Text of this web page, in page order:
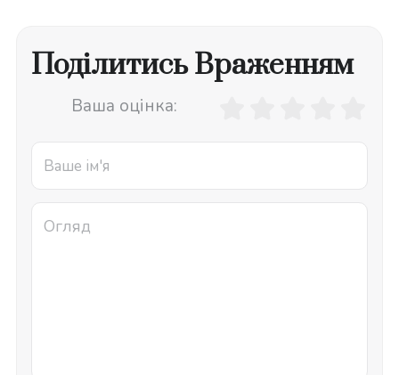
Поділитись Враженням
Ваша оцінка: